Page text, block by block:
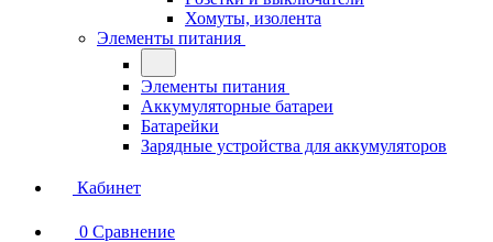
Хомуты, изолента
Элементы питания
Элементы питания
Аккумуляторные батареи
Батарейки
Зарядные устройства для аккумуляторов
Кабинет
0 Сравнение